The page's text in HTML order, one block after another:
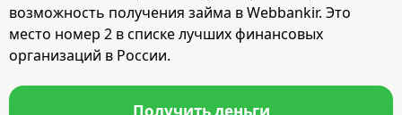
возможность получения займа в Webbankir. Это
место номер 2 в списке лучших финансовых
организаций в России.
Получить деньги